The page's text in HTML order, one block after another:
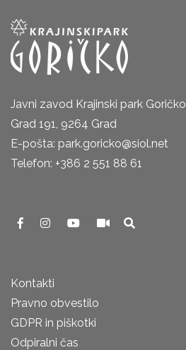
Javni zavod Krajinski park Goričko
Grad 191, 9264 Grad
E-pošta: park.goricko@siol.net
Telefon: +386 2 551 88 61
Kontakti
Pravno obvestilo
GDPR in piškotki
Odpiralni čas